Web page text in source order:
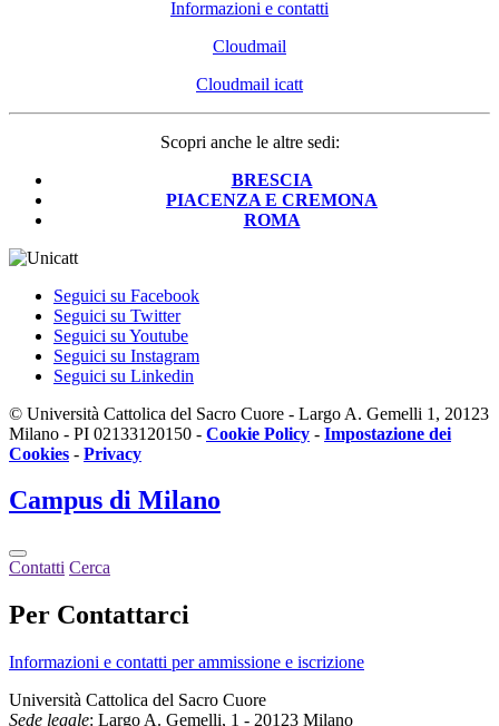
Informazioni e contatti
Cloudmail
Cloudmail icatt
Scopri anche le altre sedi:
BRESCIA
PIACENZA E CREMONA
ROMA
Seguici su Facebook
Seguici su Twitter
Seguici su Youtube
Seguici su Instagram
Seguici su Linkedin
© Università Cattolica del Sacro Cuore - Largo A. Gemelli 1, 20123
Milano - PI 02133120150 - Cookie Policy - Impostazione dei
Cookies - Privacy
Campus di Milano
Contatti Cerca
Per Contattarci
Informazioni e contatti per ammissione e iscrizione
Università Cattolica del Sacro Cuore
Sede legale: Largo A. Gemelli, 1 - 20123 Milano